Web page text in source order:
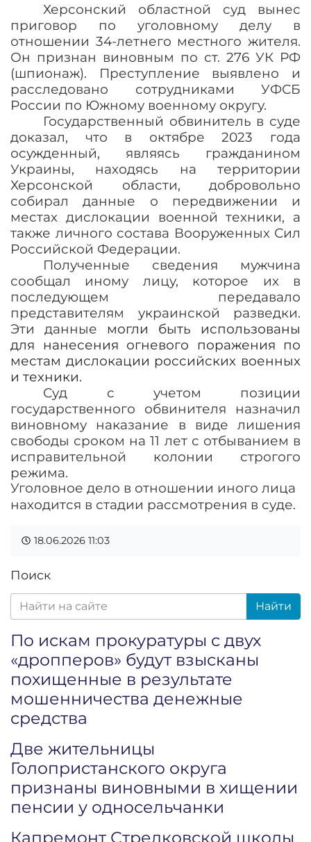
Херсонский областной суд вынес
приговор по уголовному делу в
отношении 34-летнего местного жителя.
Он признан виновным по ст. 276 УК РФ
(шпионаж). Преступление выявлено и
расследовано сотрудниками УФСБ
России по Южному военному округу.
Государственный обвинитель в суде
доказал, что в октябре 2023 года
осужденный, являясь гражданином
Украины, находясь на территории
Херсонской области, добровольно
собирал данные о передвижении и
местах дислокации военной техники, а
также личного состава Вооруженных Сил
Российской Федерации.
Полученные сведения мужчина
сообщал иному лицу, которое их в
последующем передавало
представителям украинской разведки.
Эти данные могли быть использованы
для нанесения огневого поражения по
местам дислокации российских военных
и техники.
Суд с учетом позиции
государственного обвинителя назначил
виновному наказание в виде лишения
свободы сроком на 11 лет с отбыванием в
исправительной колонии строгого
режима.
Уголовное дело в отношении иного лица
находится в стадии рассмотрения в суде.
18.06.2026 11:03
Поиск
Найти
По искам прокуратуры с двух
«дропперов» будут взысканы
похищенные в результате
мошенничества денежные
средства
Две жительницы
Голопристанского округа
признаны виновными в хищении
пенсии у односельчанки
Капремонт Стрелковской школы